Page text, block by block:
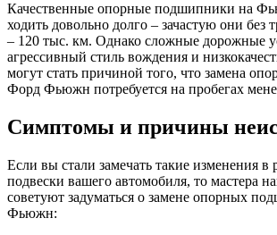
Качественные опорные подшипники на
ходить довольно долго – зачастую они без
– 120 тыс. км. Однако сложные дорожные
агрессивный стиль вождения и
могут стать причиной того, что замена
Форд Фьюжн потребуется на пробегах
Симптомы и причины
Если вы стали замечать такие изменения в
подвески вашего автомобиля, то мастера
советуют задуматься о замене опорных
Фьюжн: